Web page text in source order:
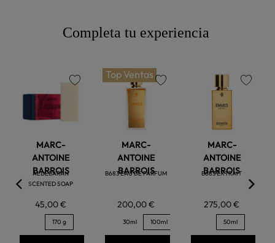
Completa tu experiencia
MARC-
ANTOINE
BARROIS
ALDEBARAN
SCENTED SOAP
45,00 €
170 g
Top Ventas
MARC-
ANTOINE
BARROIS
B683 EAU DE PARFUM
200,00 €
30ml 100ml
MARC-
ANTOINE
BARROIS
B683 EXTRAIT
275,00 €
50ml